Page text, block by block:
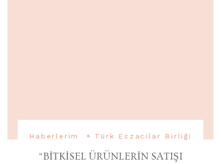
Haberlerim Türk Eczacılar Birliği
“BİTKİSEL ÜRÜNLERİN SATIŞI